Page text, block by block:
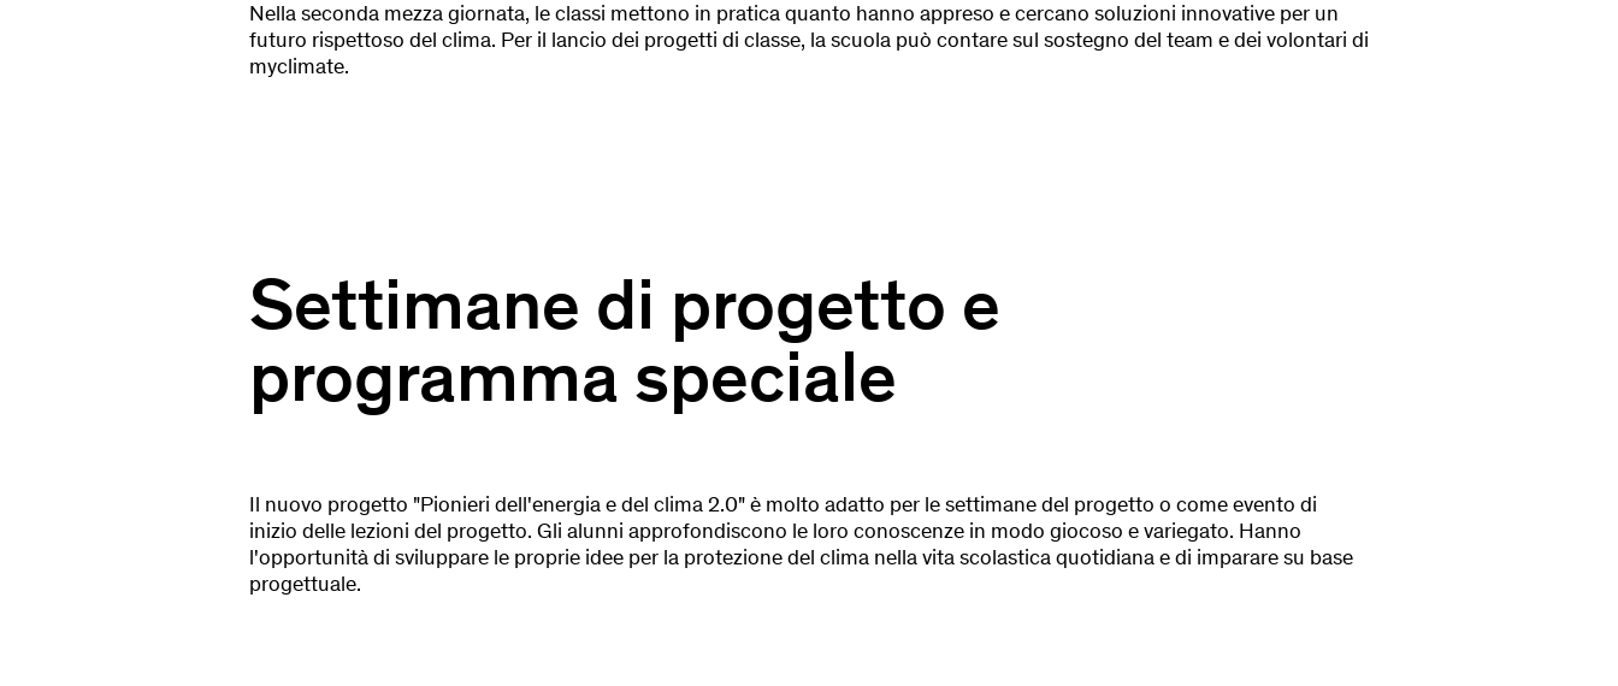
Nella seconda mezza giornata, le classi mettono in pratica quanto hanno appreso e cercano soluzioni innovative per un
futuro rispettoso del clima. Per il lancio dei progetti di classe, la scuola può contare sul sostegno del team e dei volontari di
myclimate.
Settimane di progetto e
programma speciale
Il nuovo progetto "Pionieri dell'energia e del clima 2.0" è molto adatto per le settimane del progetto o come evento di
inizio delle lezioni del progetto. Gli alunni approfondiscono le loro conoscenze in modo giocoso e variegato. Hanno
l'opportunità di sviluppare le proprie idee per la protezione del clima nella vita scolastica quotidiana e di imparare su base
progettuale.